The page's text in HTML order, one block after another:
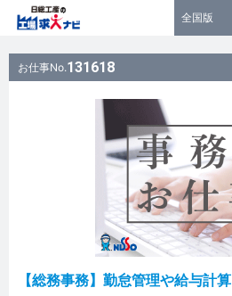
全国版
お仕事No.131618
【総務事務】勤怠管理や給与計算